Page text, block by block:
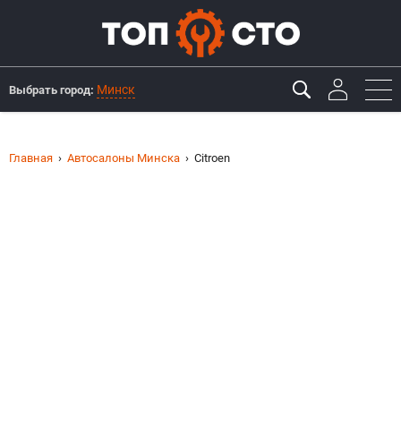
Выбрать город: Минск
Главная Автосалоны Минска Citroen